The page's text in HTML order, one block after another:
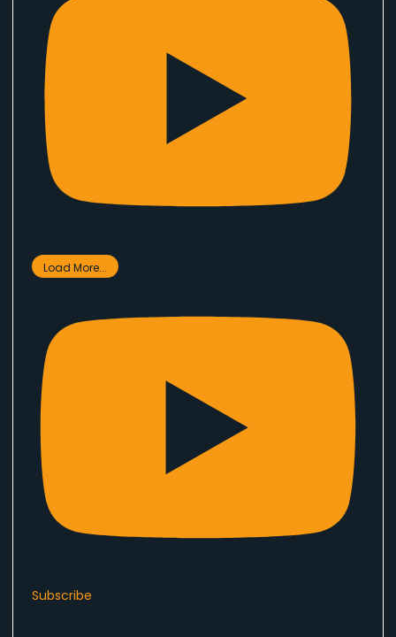
Load More...
Subscribe